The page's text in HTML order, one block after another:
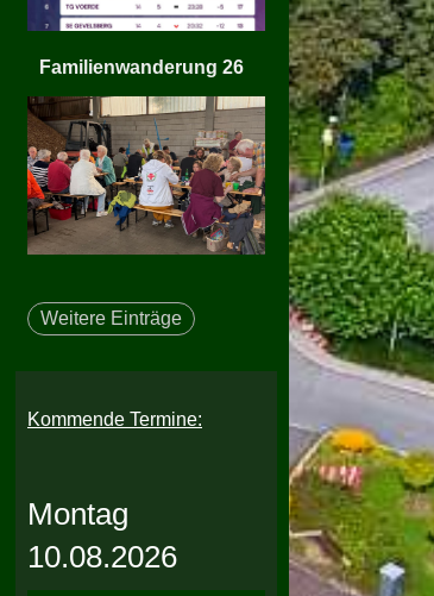
Familienwanderung 26
Weitere Einträge
Kommende Termine:
Montag
10.08.2026